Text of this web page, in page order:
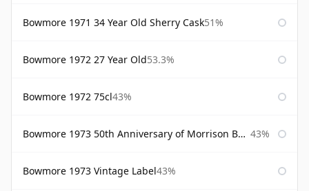
Bowmore 1971 34 Year Old Sherry Cask51%
Bowmore 1972 27 Year Old53.3%
Bowmore 1972 75cl43%
Bowmore 1973 50th Anniversary of Morrison Bowmore 43%
Bowmore 1973 Vintage Label43%